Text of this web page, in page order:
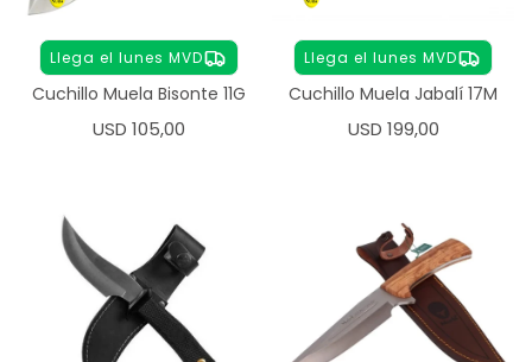
Llega el lunes MVD
Cuchillo Muela Bisonte 11G
USD 105,00
Llega el lunes MVD
Cuchillo Muela Jabalí 17M
USD 199,00